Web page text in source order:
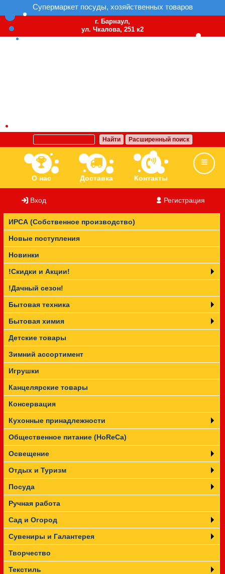
Супермаркет посуды, хозяйственных товаров
г. Барнаул,
ул. Чкалова, 251 к2
Найти Расширенный поиск
О нас Доставка Контакты
Ассортимент Бренды Вакансии
Прайс-лист
Вход Регистрация
ИРСА (Собственное производство)
Новые поступления
Новинки
!Скидки и Акции!
!Дачный сезон!
Бытовая техника
Бытовая химия
Детские товары
Зимний ассортимент
Игрушки
Канцелярские товары
Консервация
Кухонные принадлежности
Общественное питание (HoReCa)
Освещение
Отдых и Туризм
Посуда
Ручная работа
Сад и Огород
Сувениры и Галантерея
Творчество
Текстиль